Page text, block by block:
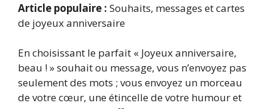
Article populaire : Souhaits, messages et cartes
de joyeux anniversaire
En choisissant le parfait « Joyeux anniversaire,
beau ! » souhait ou message, vous n’envoyez pas
seulement des mots ; vous envoyez un morceau
de votre cœur, une étincelle de votre humour et